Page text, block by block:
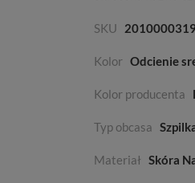
SKU
Kolor Odcienie
Kolor producenta
Typ obcasa
Materiał Skóra